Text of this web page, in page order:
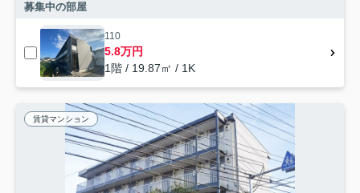
募集中の部屋
110
5.8万円
1階 / 19.87㎡ / 1K
賃貸マンション